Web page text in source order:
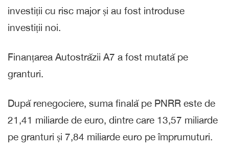
investiții cu risc major și au fost introduse
investiții noi.
Finanțarea Autostrăzii A7 a fost mutată pe
granturi.
După renegociere, suma finală pe PNRR este de
21,41 miliarde de euro, dintre care 13,57 miliarde
pe granturi și 7,84 miliarde euro pe împrumuturi.